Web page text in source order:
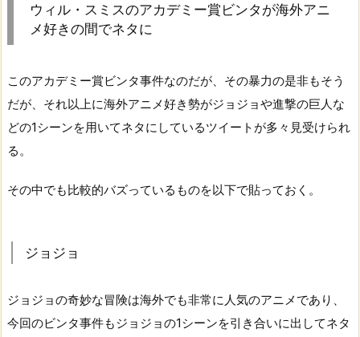
ウィル・スミスのアカデミー賞ビンタが海外アニ
メ好きの間でネタに
このアカデミー賞ビンタ事件なのだが、その暴力の是非もそう
だが、それ以上に海外アニメ好き勢がジョジョや進撃の巨人な
どの1シーンを用いてネタにしているツイートが多々見受けられ
る。
その中でも比較的バズっているものを以下で貼っておく。
ジョジョ
ジョジョの奇妙な冒険は海外でも非常に人気のアニメであり、
今回のビンタ事件もジョジョの1シーンを引き合いに出してネタ